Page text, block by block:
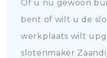
Of u nu gewoon
bent of wilt u de
werkplaats wilt
slotenmaker